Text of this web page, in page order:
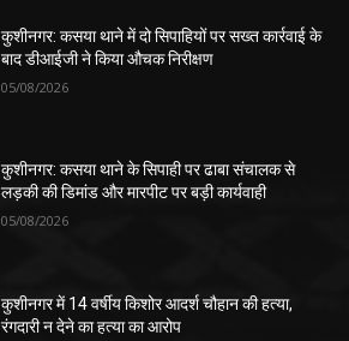
कुशीनगर: कसया थाने में दो सिपाहियों पर सख्त कार्रवाई के
बाद डीआईजी ने किया औचक निरीक्षण
05/08/2026
कुशीनगर: कसया थाने के सिपाही पर ढाबा संचालक से
लड़की की डिमांड और मारपीट पर बड़ी कार्यवाही
05/08/2026
कुशीनगर में 14 वर्षीय किशोर आदर्श चौहान की हत्या,
रंगदारी न देने का हत्या का आरोप